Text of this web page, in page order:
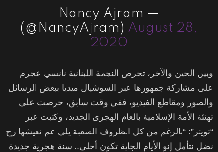
— Nancy Ajram
(@NancyAjram) August 28,
2020
وبين الحين والآخر، تحرص النجمة اللبنانية نانسي عجرم
على مشاركة جمهورها عبر السوشيال ميديا ببعض الرسائل
والصور ومقاطع الفيديو، ففي وقت سابق، حرصت على
تهنئة الأمة الإسلامية بالعام الهجرى الجديد، وكتبت عبر
“تويتر”: “بالرغم من كل الظروف الصعبة يلى عم نعيشها رح
نضل نتأمل إنو الأيام الجاية تكون أحلى.. سنة هجرية جديدة